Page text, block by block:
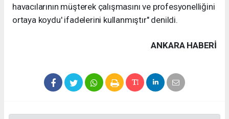
havacılarının müşterek çalışmasını ve profesyonelliğini
ortaya koydu' ifadelerini kullanmıştır" denildi.
ANKARA HABERİ